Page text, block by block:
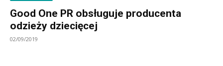
Good One PR obsługuje producenta
odzieży dziecięcej
02/09/2019